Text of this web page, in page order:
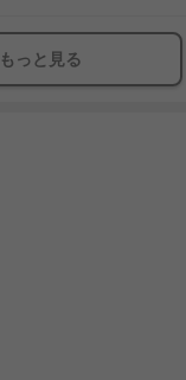
もっと見る